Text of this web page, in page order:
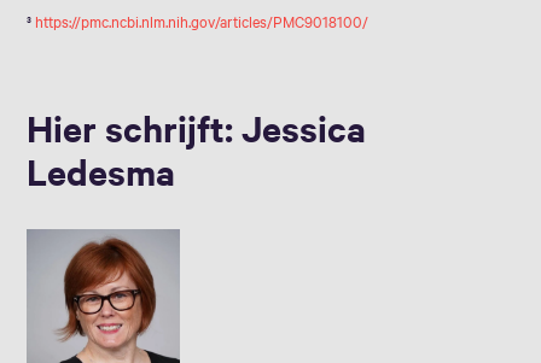
³ https://pmc.ncbi.nlm.nih.gov/articles/PMC9018100/
Hier schrijft: Jessica
Ledesma